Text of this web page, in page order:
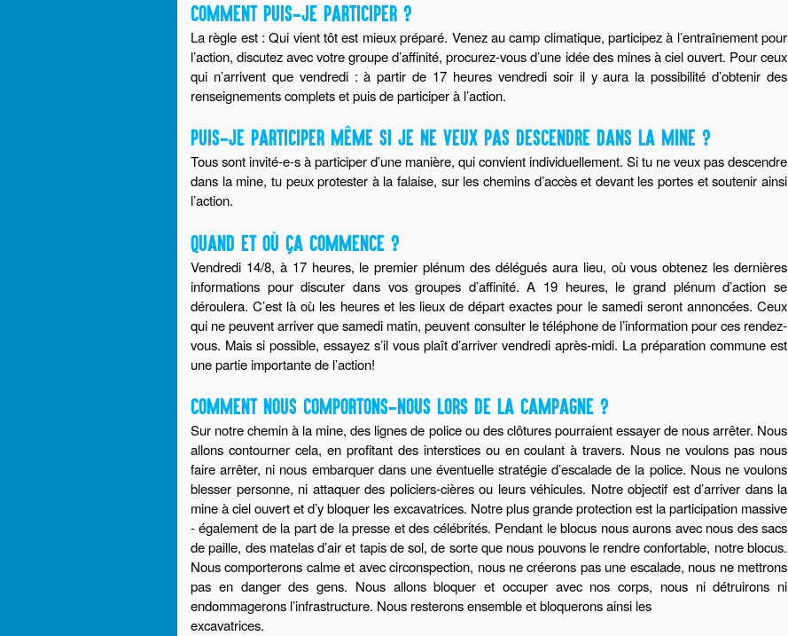
COMMENT PUIS-JE PARTICIPER ?
La règle est : Qui vient tôt est mieux préparé. Venez au camp climatique, participez à l’entraînement pour
l’action, discutez avec votre groupe d’affinité, procurez-vous d’une idée des mines à ciel ouvert. Pour ceux
qui n’arrivent que vendredi : à partir de 17 heures vendredi soir il y aura la possibilité d’obtenir des
renseignements complets et puis de participer à l’action.
PUIS-JE PARTICIPER MÊME SI JE NE VEUX PAS DESCENDRE DANS LA MINE ?
Tous sont invité-e-s à participer d’une manière, qui convient individuellement. Si tu ne veux pas descendre
dans la mine, tu peux protester à la falaise, sur les chemins d’accès et devant les portes et soutenir ainsi
l’action.
QUAND ET OÙ ÇA COMMENCE ?
Vendredi 14/8, à 17 heures, le premier plénum des délégués aura lieu, où vous obtenez les dernières
informations pour discuter dans vos groupes d’affinité. A 19 heures, le grand plénum d’action se
déroulera. C’est là où les heures et les lieux de départ exactes pour le samedi seront annoncées. Ceux
qui ne peuvent arriver que samedi matin, peuvent consulter le téléphone de l’information pour ces rendez-
vous. Mais si possible, essayez s’il vous plaît d’arriver vendredi après-midi. La préparation commune est
une partie importante de l’action!
COMMENT NOUS COMPORTONS-NOUS LORS DE LA CAMPAGNE ?
Sur notre chemin à la mine, des lignes de police ou des clôtures pourraient essayer de nous arrêter. Nous
allons contourner cela, en profitant des interstices ou en coulant à travers. Nous ne voulons pas nous
faire arrêter, ni nous embarquer dans une éventuelle stratégie d’escalade de la police. Nous ne voulons
blesser personne, ni attaquer des policiers-cières ou leurs véhicules. Notre objectif est d’arriver dans la
mine à ciel ouvert et d’y bloquer les excavatrices. Notre plus grande protection est la participation massive
- également de la part de la presse et des célébrités. Pendant le blocus nous aurons avec nous des sacs
de paille, des matelas d’air et tapis de sol, de sorte que nous pouvons le rendre confortable, notre blocus.
Nous comporterons calme et avec circonspection, nous ne créerons pas une escalade, nous ne mettrons
pas en danger des gens. Nous allons bloquer et occuper avec nos corps, nous ni détruirons ni
endommagerons l’infrastructure. Nous resterons ensemble et bloquerons ainsi les
excavatrices.